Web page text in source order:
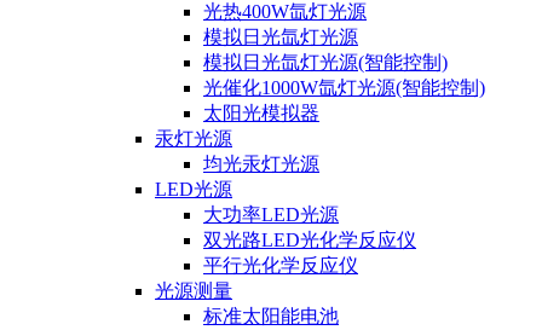
光热400W氙灯光源
模拟日光氙灯光源
模拟日光氙灯光源(智能控制)
光催化1000W氙灯光源(智能控制)
太阳光模拟器
汞灯光源
均光汞灯光源
LED光源
大功率LED光源
双光路LED光化学反应仪
平行光化学反应仪
光源测量
标准太阳能电池